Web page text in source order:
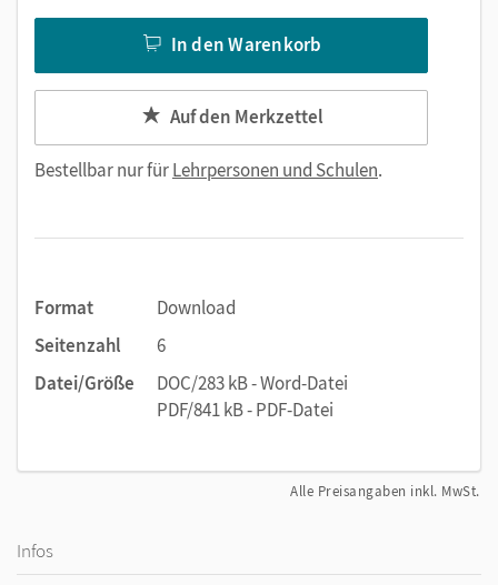
In den Warenkorb
Auf den Merkzettel
Bestellbar nur fürLehrpersonen und Schulen.
Format
Download
Seitenzahl
6
Datei/Größe
DOC/283 kB - Word-Datei
PDF/841 kB - PDF-Datei
Alle Preisangaben inkl. MwSt.
Infos